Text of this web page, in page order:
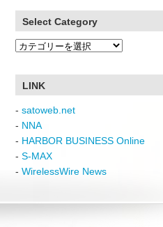
Select Category
Select
LINK
- satoweb.net
- NNA
- HARBOR BUSINESS Online
- S-MAX
- WirelessWire News